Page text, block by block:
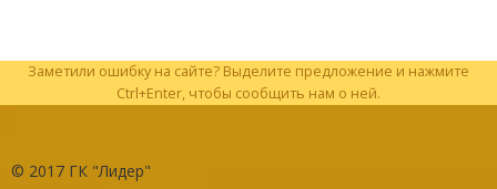
Заметили ошибку на сайте? Выделите предложение и нажмите
Ctrl+Enter, чтобы сообщить нам о ней.
© 2017 ГК "Лидер"